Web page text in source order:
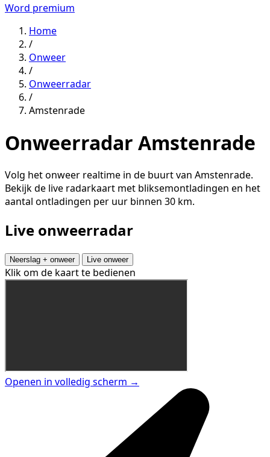
Word premium
Home
/
Onweer
/
Onweerradar
/
Amstenrade
Onweerradar Amstenrade
Volg het onweer realtime in de buurt van Amstenrade.
Bekijk de live radarkaart met bliksemontladingen en het
aantal ontladingen per uur binnen 30 km.
Live onweerradar
Neerslag + onweer Live onweer
Klik om de kaart te bedienen
Openen in volledig scherm →